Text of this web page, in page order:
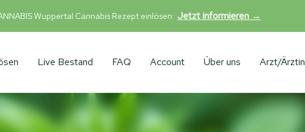
Wuppertal Cannabis Rezept einlösen: Jetzt informieren →
Live Bestand FAQ Account Über uns Arzt/Ärztin